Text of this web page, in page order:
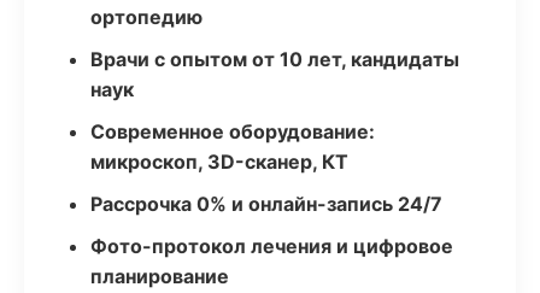
ортопедию
Врачи с опытом от 10 лет, кандидаты
наук
Современное оборудование:
микроскоп, 3D-сканер, КТ
Рассрочка 0% и онлайн-запись 24/7
Фото-протокол лечения и цифровое
планирование